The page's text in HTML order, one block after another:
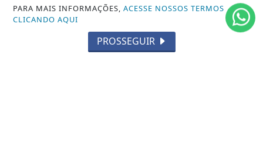
ESPORTES
CÂMARA DOS DEPUTADOS
PARA MAIS INFORMAÇÕES,ACESSE NOSSOS TERMOS
CLICANDO AQUI
PROSSEGUIR